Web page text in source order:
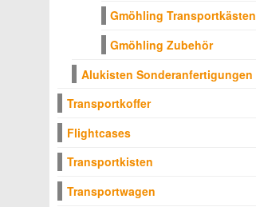
Gmöhling Transportkästen
Gmöhling Zubehör
Alukisten Sonderanfertigungen
Transportkoffer
Flightcases
Transportkisten
Transportwagen